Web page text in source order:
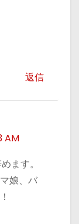
返信
AM
ます。
娘、バ